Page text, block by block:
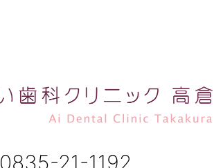
0835-21-1192